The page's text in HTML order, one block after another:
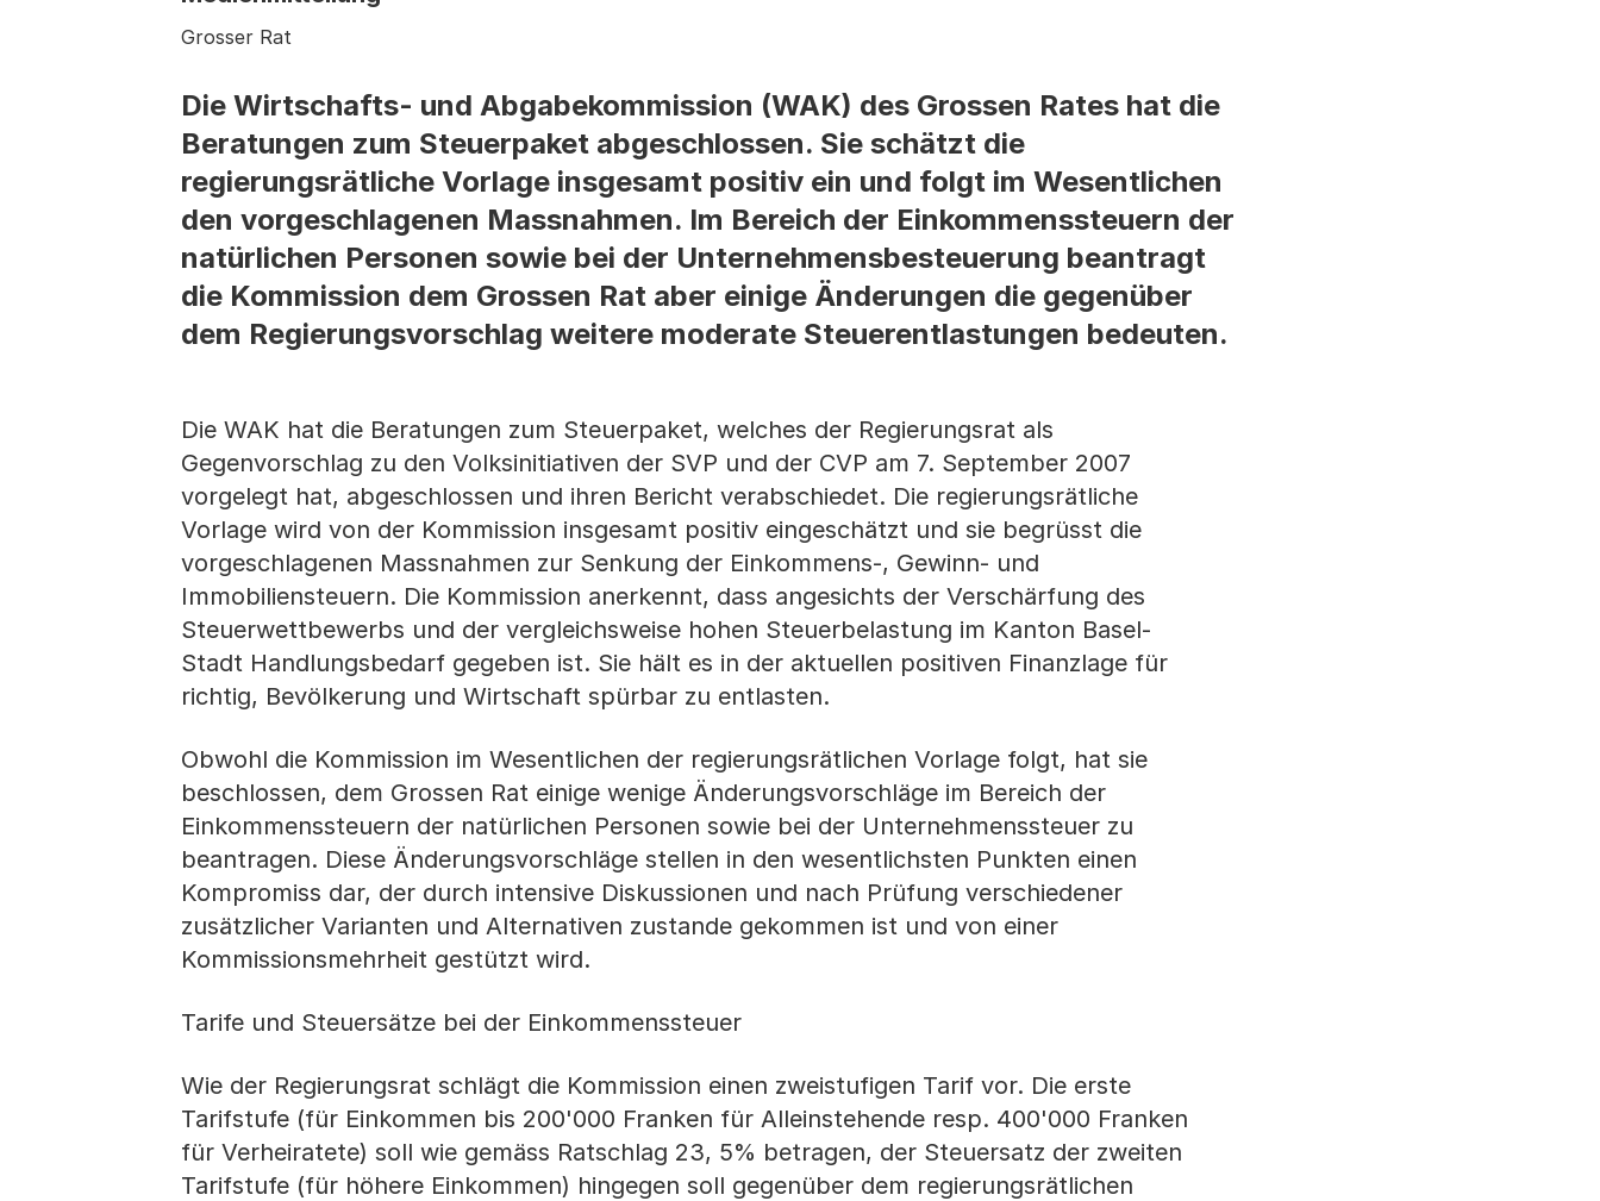
Grosser Rat
Die Wirtschafts- und Abgabekommission (WAK) des Grossen Rates hat die
Beratungen zum Steuerpaket abgeschlossen. Sie schätzt die
regierungsrätliche Vorlage insgesamt positiv ein und folgt im Wesentlichen
den vorgeschlagenen Massnahmen. Im Bereich der Einkommenssteuern der
natürlichen Personen sowie bei der Unternehmensbesteuerung beantragt
die Kommission dem Grossen Rat aber einige Änderungen die gegenüber
dem Regierungsvorschlag weitere moderate Steuerentlastungen bedeuten.
Die WAK hat die Beratungen zum Steuerpaket, welches der Regierungsrat als
Gegenvorschlag zu den Volksinitiativen der SVP und der CVP am 7. September 2007
vorgelegt hat, abgeschlossen und ihren Bericht verabschiedet. Die regierungsrätliche
Vorlage wird von der Kommission insgesamt positiv eingeschätzt und sie begrüsst die
vorgeschlagenen Massnahmen zur Senkung der Einkommens-, Gewinn- und
Immobiliensteuern. Die Kommission anerkennt, dass angesichts der Verschärfung des
Steuerwettbewerbs und der vergleichsweise hohen Steuerbelastung im Kanton Basel-
Stadt Handlungsbedarf gegeben ist. Sie hält es in der aktuellen positiven Finanzlage für
richtig, Bevölkerung und Wirtschaft spürbar zu entlasten.
Obwohl die Kommission im Wesentlichen der regierungsrätlichen Vorlage folgt, hat sie
beschlossen, dem Grossen Rat einige wenige Änderungsvorschläge im Bereich der
Einkommenssteuern der natürlichen Personen sowie bei der Unternehmenssteuer zu
beantragen. Diese Änderungsvorschläge stellen in den wesentlichsten Punkten einen
Kompromiss dar, der durch intensive Diskussionen und nach Prüfung verschiedener
zusätzlicher Varianten und Alternativen zustande gekommen ist und von einer
Kommissionsmehrheit gestützt wird.
Tarife und Steuersätze bei der Einkommenssteuer
Wie der Regierungsrat schlägt die Kommission einen zweistufigen Tarif vor. Die erste
Tarifstufe (für Einkommen bis 200'000 Franken für Alleinstehende resp. 400'000 Franken
für Verheiratete) soll wie gemäss Ratschlag 23, 5% betragen, der Steuersatz der zweiten
Tarifstufe (für höhere Einkommen) hingegen soll gegenüber dem regierungsrätlichen